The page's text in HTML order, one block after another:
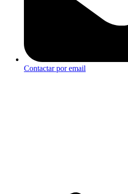
Contactar por email